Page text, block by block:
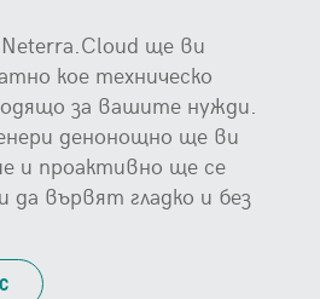
ще ви
кое техническо
за вашите нужди.
денонощно ще ви
и проактивно ще се
да вървят гладко и без